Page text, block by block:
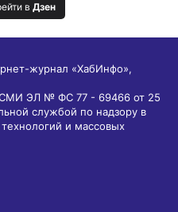
в Дзен
журнал «ХабИнфо»,
СМИ ЭЛ № ФС 77 - 69466 от 25
службой по надзору в
и массовых